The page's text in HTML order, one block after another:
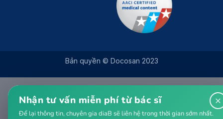
Bản quyền © Docosan 2023
×
Nhận tư vấn miễn phí từ bác sĩ
Để lại thông tin, chuyên gia diaB sẽ liên hệ trong thời gian sớm nhất.